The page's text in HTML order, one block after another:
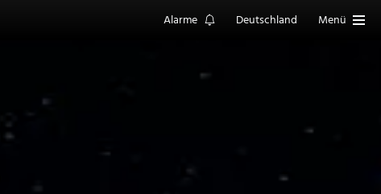
Alarme Deutschland Menü